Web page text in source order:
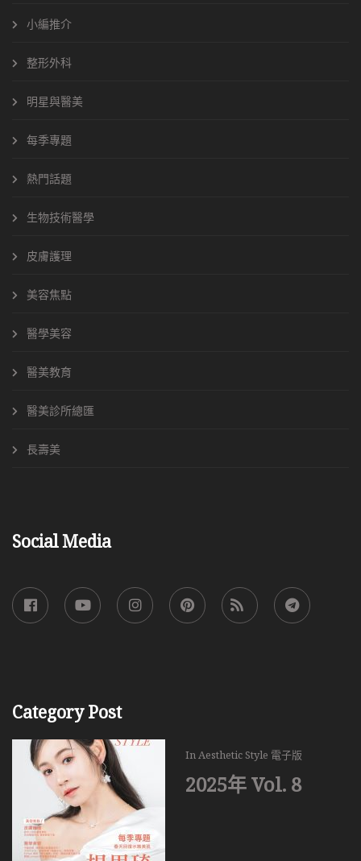
小編推介
整形外科
明星與醫美
每季專題
熱門話題
生物技術醫學
皮膚護理
美容焦點
醫學美容
醫美教育
醫美診所總匯
長壽美
Social Media
Category Post
InAesthetic Style 電子版
2025年 Vol. 8